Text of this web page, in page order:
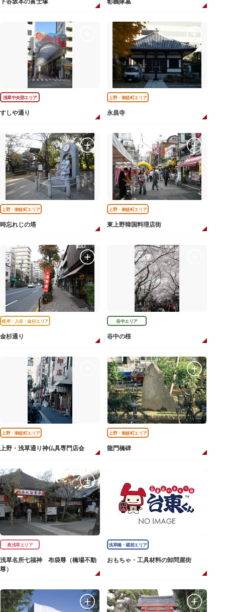
浅草中央部エリア
すしや通り
上野・御徒町エリア
永昌寺
上野・御徒町エリア
時忘れじの塔
上野・御徒町エリア
東上野韓国料理店街
根岸・入谷・金杉エリア
金杉通り
谷中エリア
谷中の桜
上野・御徒町エリア
上野・浅草通り神仏具専門店会
上野・御徒町エリア
龍門橋碑
奥浅草エリア
浅草名所七福神 布袋尊（橋場不動
尊）
浅草橋・蔵前エリア
おもちゃ・工具材料の卸問屋街